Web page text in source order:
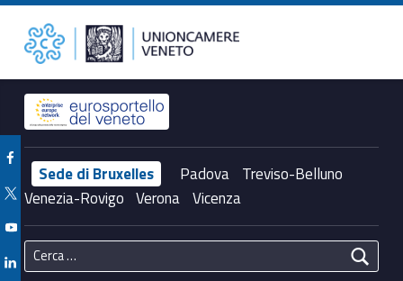
AGRARIAN – Unioncamere del Veneto Unioncamere del Veneto
Header info sidebar
Sede di Bruxelles Padova Treviso-Belluno
Venezia-Rovigo Verona Vicenza
Facebook Unioncamere Veneto
Twitter Unioncamere Veneto
Youtube Unioncamere Veneto
Linkedin Unioncamere Veneto
Ricerca per: